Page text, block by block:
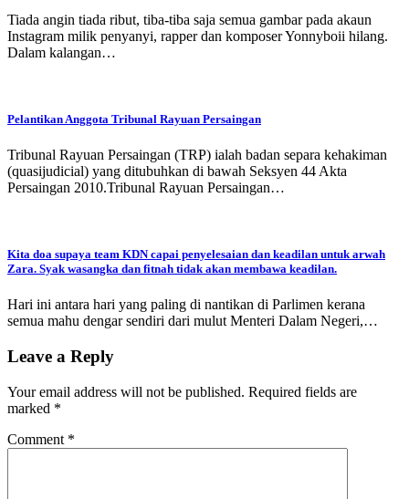
Tiada angin tiada ribut, tiba-tiba saja semua gambar pada akaun
Instagram milik penyanyi, rapper dan komposer Yonnyboii hilang.
Dalam kalangan…
Pelantikan Anggota Tribunal Rayuan Persaingan
Tribunal Rayuan Persaingan (TRP) ialah badan separa kehakiman
(quasijudicial) yang ditubuhkan di bawah Seksyen 44 Akta
Persaingan 2010.Tribunal Rayuan Persaingan…
Kita doa supaya team KDN capai penyelesaian dan keadilan untuk arwah
Zara. Syak wasangka dan fitnah tidak akan membawa keadilan.
Hari ini antara hari yang paling di nantikan di Parlimen kerana
semua mahu dengar sendiri dari mulut Menteri Dalam Negeri,…
Leave a Reply
Your email address will not be published. Required fields are
marked *
Comment *